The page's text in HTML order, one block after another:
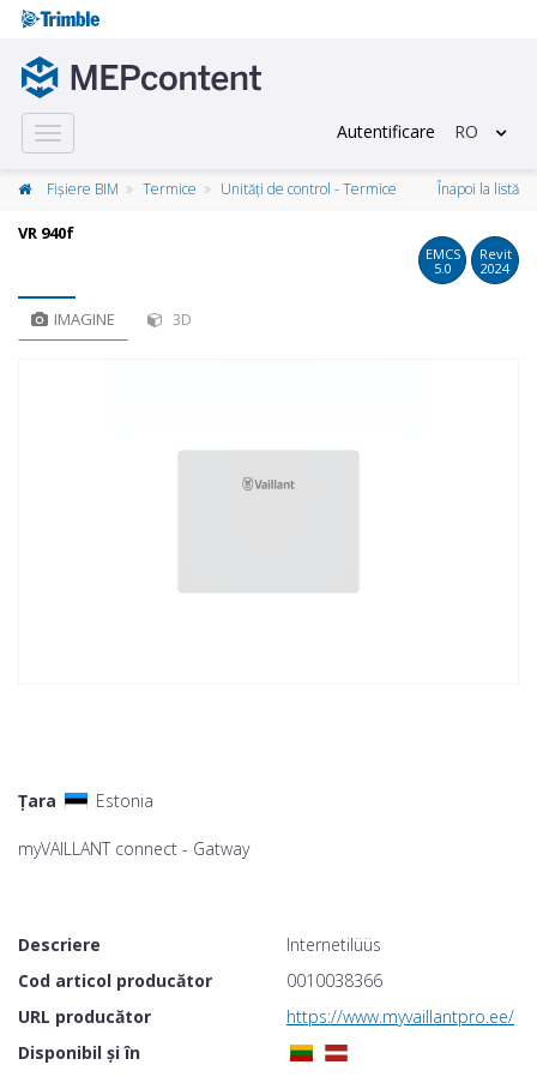
Toggle
navigation
Autentificare RO
Fișiere BIM Termice Unități de control - Termice Înapoi la listă
VR 940f
EMCS
5.0
Revit
2024
IMAGINE 3D
Țara Estonia
myVAILLANT connect - Gatway
Descriere
Internetilüüs
Cod articol producător
0010038366
URL producător
https://www.myvaillantpro.ee/
Disponibil și în